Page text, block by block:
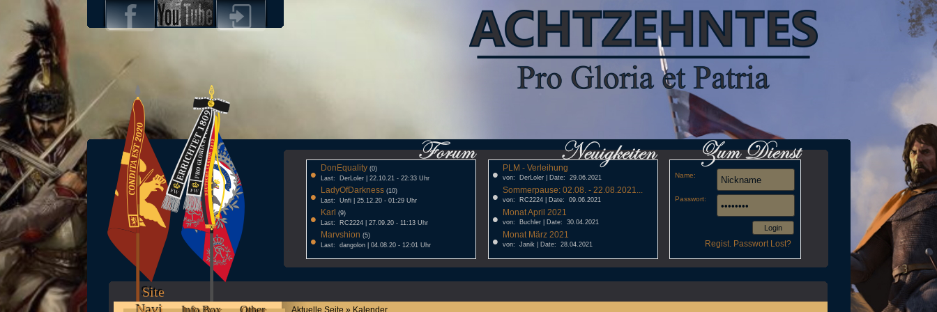
• DonEquality(0)
Last: DerLoler | 22.10.21 - 22:33 Uhr
• LadyOfDarkness(10)
Last: Unfi | 25.12.20 - 01:29 Uhr
• Karl (9)
Last: RC2224 | 27.09.20 - 11:13 Uhr
• Marvshion (5)
Last: dangolon | 04.08.20 - 12:01 Uhr
• PLM - Verleihung
von: DerLoler | Date: 29.06.2021
• Sommerpause: 02.08. - 22.08.2021...
von: RC2224 | Date: 09.06.2021
• Monat April 2021
von: Buchler | Date: 30.04.2021
• Monat März 2021
von: Janik | Date: 28.04.2021
Name:
Passwort:
Login
Regist. Passwort Lost?
Site
Aktuelle Seite » Kalender